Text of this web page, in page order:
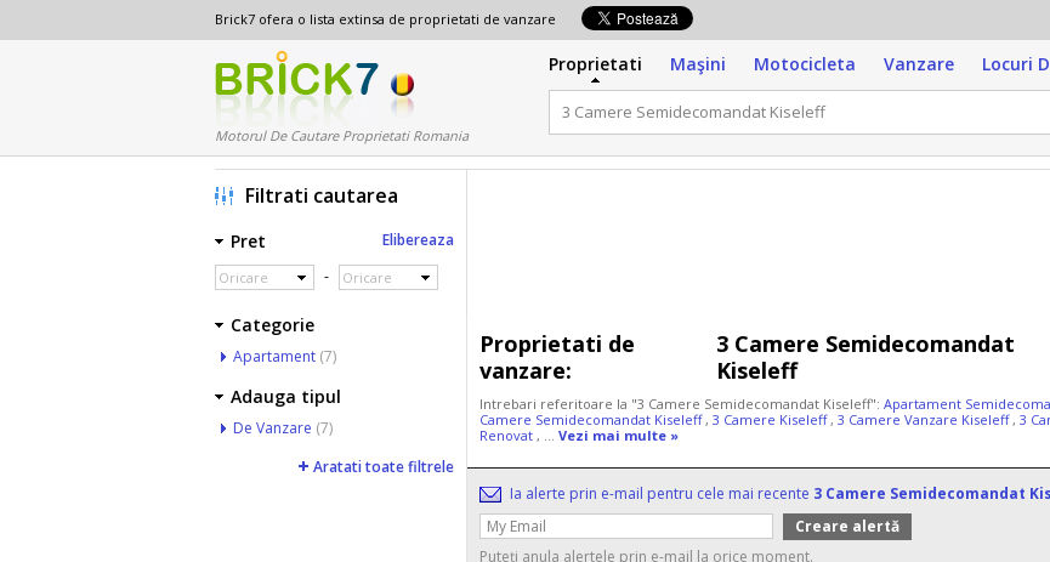
Brick7 ofera o lista extinsa de proprietati de vanzare
Motorul De Cautare Proprietati Romania
Proprietati Maşini Motocicleta Vanzare Locuri
Proprietati de
vanzare:
3 Camere Semidecomandat
Kiseleff
Intrebari referitoare la "3 Camere Semidecomandat Kiseleff": Apartament
Camere Semidecomandat Kiseleff, 3 Camere Kiseleff, 3 Camere Vanzare Kiseleff, 3
Renovat , ... Vezi mai multe »
Ia alerte prin e-mail pentru cele mai recente 3 Camere Semidecomandat
Puteți anula alertele prin e-mail la orice moment.
Filtrati cautarea
Pret Elibereaza
Oricare - Oricare
Categorie
Apartament (7)
Adauga tipul
De Vanzare (7)
Aratati toate filtrele